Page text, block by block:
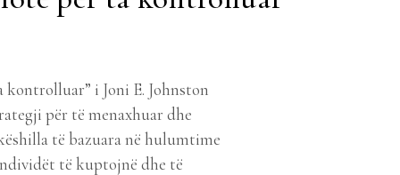
i Joni E. Johnston
për të menaxhuar dhe
të bazuara në hulumtime
të kuptojnë dhe të